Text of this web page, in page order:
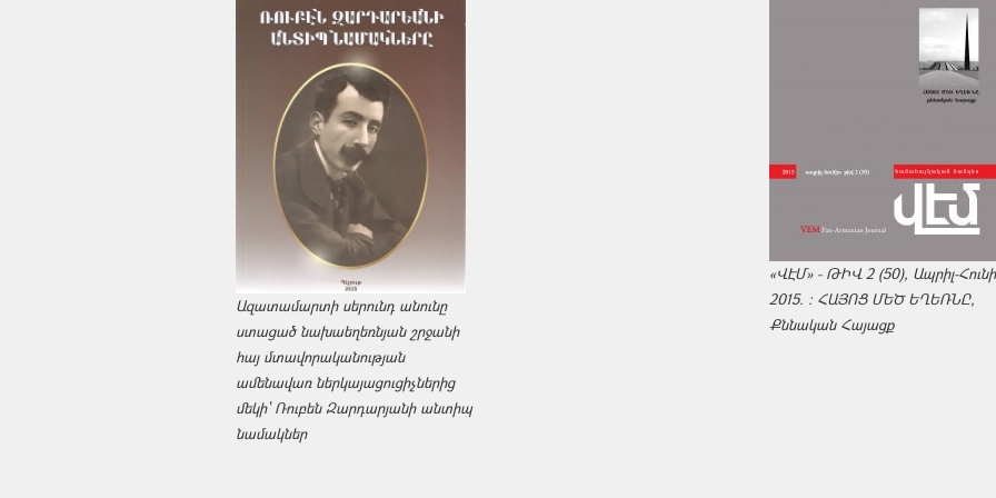
Ազատամարտի սերունդ անունը
ստացած նախաեղեռնյան շրջանի
հայ մտավորականության
ամենավառ ներկայացուցիչներից
մեկի՝ Ռուբեն Զարդարյանի անտիպ
նամակներ
«ՎԷՄ» - ԹԻՎ 2 (50), Ապրիլ-
2015. : ՀԱՅՈՑ ՄԵԾ ԵՂԵՌՆԸ,
Քննական Հայացք